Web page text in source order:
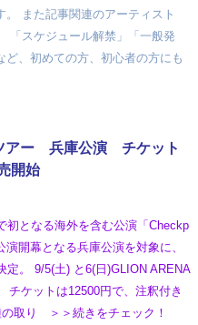
また記事関連のアーティスト
「スケジュール解禁」「一般発
、初めての方、初心者の方にも
アー 兵庫公演 チケット
開始
初となる海外を含む公演「Checkp
開幕となる兵庫公演を対象に、
定。 9/5(土) と6(日)GLION ARENA
チケットは12500円で、注釈付き
取り ＞＞続きをチェック！